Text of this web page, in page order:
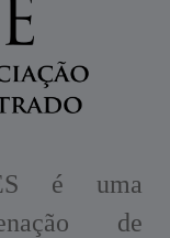
é uma
de